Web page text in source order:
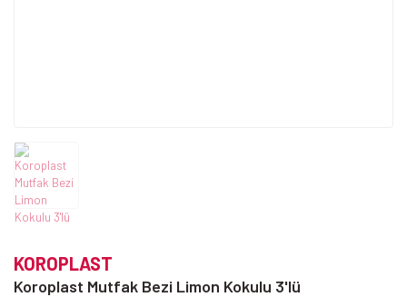
KOROPLAST
Koroplast Mutfak Bezi Limon Kokulu 3'lü